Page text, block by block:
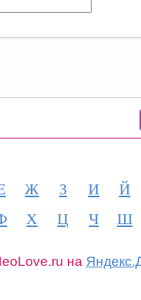
Ж З И Й
Х Ц Ч Ш
на